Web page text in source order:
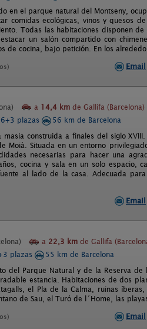
en el parque natural del Montseny,
comidas ecológicas, vinos y quesos
Todas las habitaciones disponen
un salón compartido con
de cocina, bajo petición. En los
Email
a 14,4 km de Gallifa (Barcelona)
plazas
56 km de Barcelona
masia construida a finales del siglo
Moià. Situada en un entorno
necesarias para hacer una
cocina y sala en un solo espacio,
al lado de la casa. Adecuada
Email
a 22,3 km de Gallifa
plazas
55 km de Barcelona
del Parque Natural y de la Reserva
estancia. Habitaciones de dos
el Pla de la Calma, ruinas
de Sau, el Turó de l´Home, las
Email